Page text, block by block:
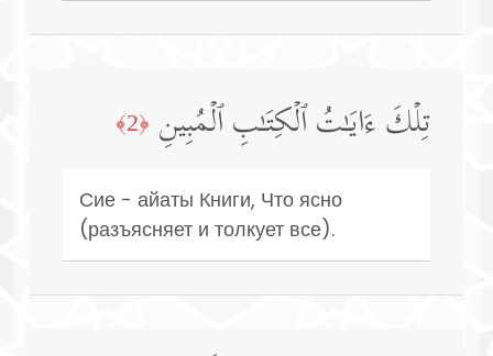
تِلۡكَ ءَایَـٰتُ ٱلۡكِتَـٰبِ ٱلۡمُبِینِ ﴿2﴾
Сие - айаты Книги, Что ясно
(разъясняет и толкует все).